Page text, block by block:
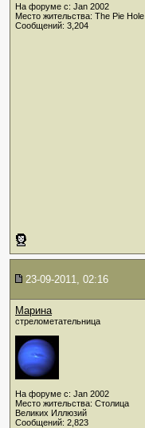
На форуме с: Jan 2002
Место жительства: The Pie Hole
Сообщений: 3,204
23-09-2011, 02:16
Марина
стрелометательница
На форуме с: Jan 2002
Место жительства: Столица
Великих Иллюзий
Сообщений: 2,823